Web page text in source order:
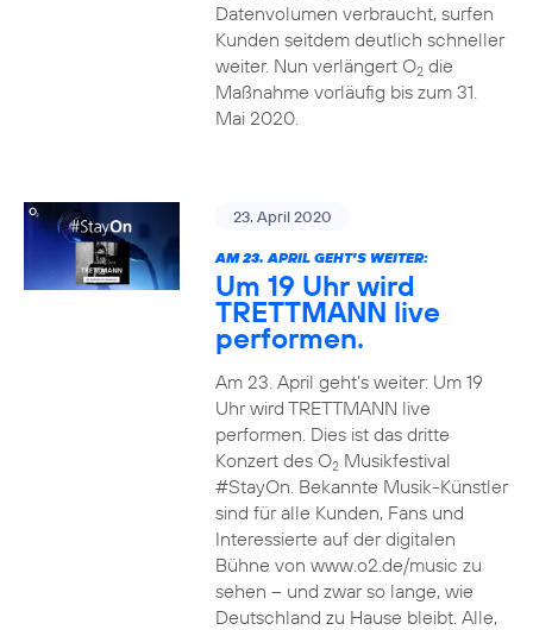
Datenvolumen verbraucht, surfen
Kunden seitdem deutlich schneller
weiter. Nun verlängert O2die
Maßnahme vorläufig bis zum 31.
Mai 2020.
23. April 2020
AM 23. APRIL GEHT’S WEITER:
Um 19 Uhr wird
TRETTMANN live
performen.
Am 23. April geht’s weiter: Um 19
Uhr wird TRETTMANN live
performen. Dies ist das dritte
Konzert des O2Musikfestival
#StayOn. Bekannte Musik-Künstler
sind für alle Kunden, Fans und
Interessierte auf der digitalen
Bühne von www.o2.de/music zu
sehen – und zwar so lange, wie
Deutschland zu Hause bleibt. Alle,